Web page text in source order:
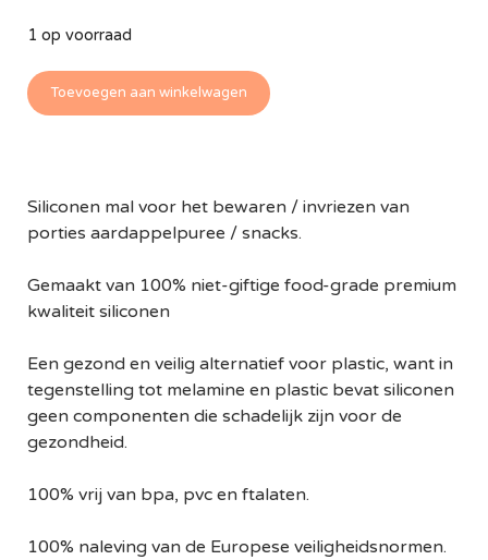
1 op voorraad
Toevoegen aan winkelwagen
Siliconen mal voor het bewaren / invriezen van
porties aardappelpuree / snacks.
Gemaakt van 100% niet-giftige food-grade premium
kwaliteit siliconen
Een gezond en veilig alternatief voor plastic, want in
tegenstelling tot melamine en plastic bevat siliconen
geen componenten die schadelijk zijn voor de
gezondheid.
100% vrij van bpa, pvc en ftalaten.
100% naleving van de Europese veiligheidsnormen.